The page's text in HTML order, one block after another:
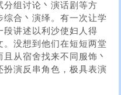
分组讨论丶演话剧等方
合丶演绎。有一次让学
段讲述以利沙使妇人得
。没想到他们在短短两堂
从宿舍找来不同服饰丶
扮演反串角色，极具表演